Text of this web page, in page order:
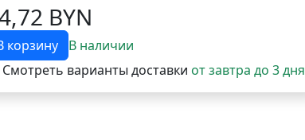
BYN
корзину
В наличии
Смотреть варианты доставки от завтра до 3 дня